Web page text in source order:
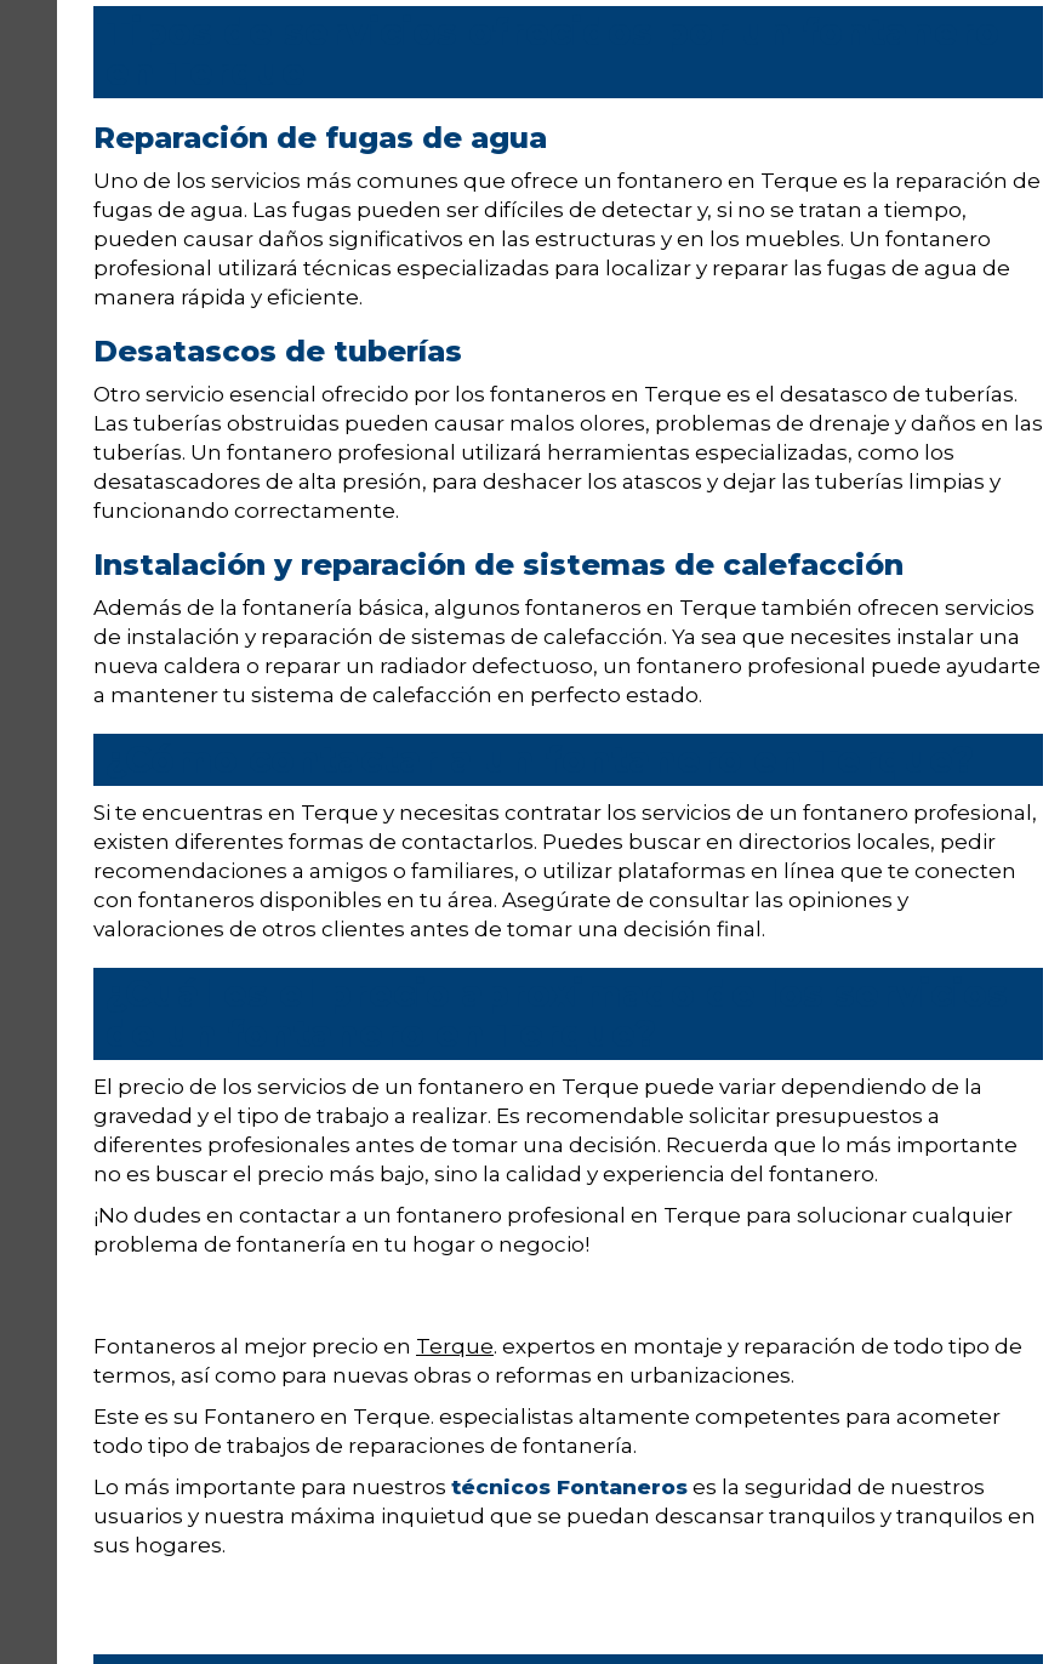
Reparación de fugas de agua
Uno de los servicios más comunes que ofrece un fontanero en Terque es la reparación de
fugas de agua. Las fugas pueden ser difíciles de detectar y, si no se tratan a tiempo,
pueden causar daños significativos en las estructuras y en los muebles. Un fontanero
profesional utilizará técnicas especializadas para localizar y reparar las fugas de agua de
manera rápida y eficiente.
Desatascos de tuberías
Otro servicio esencial ofrecido por los fontaneros en Terque es el desatasco de tuberías.
Las tuberías obstruidas pueden causar malos olores, problemas de drenaje y daños en las
tuberías. Un fontanero profesional utilizará herramientas especializadas, como los
desatascadores de alta presión, para deshacer los atascos y dejar las tuberías limpias y
funcionando correctamente.
Instalación y reparación de sistemas de calefacción
Además de la fontanería básica, algunos fontaneros en Terque también ofrecen servicios
de instalación y reparación de sistemas de calefacción. Ya sea que necesites instalar una
nueva caldera o reparar un radiador defectuoso, un fontanero profesional puede ayudarte
a mantener tu sistema de calefacción en perfecto estado.
Si te encuentras en Terque y necesitas contratar los servicios de un fontanero profesional,
existen diferentes formas de contactarlos. Puedes buscar en directorios locales, pedir
recomendaciones a amigos o familiares, o utilizar plataformas en línea que te conecten
con fontaneros disponibles en tu área. Asegúrate de consultar las opiniones y
valoraciones de otros clientes antes de tomar una decisión final.
El precio de los servicios de un fontanero en Terque puede variar dependiendo de la
gravedad y el tipo de trabajo a realizar. Es recomendable solicitar presupuestos a
diferentes profesionales antes de tomar una decisión. Recuerda que lo más importante
no es buscar el precio más bajo, sino la calidad y experiencia del fontanero.
¡No dudes en contactar a un fontanero profesional en Terque para solucionar cualquier
problema de fontanería en tu hogar o negocio!
Fontaneros al mejor precio en Terque. expertos en montaje y reparación de todo tipo de
termos, así como para nuevas obras o reformas en urbanizaciones.
Este es su Fontanero en Terque. especialistas altamente competentes para acometer
todo tipo de trabajos de reparaciones de fontanería.
Lo más importante para nuestros técnicos Fontaneros es la seguridad de nuestros
usuarios y nuestra máxima inquietud que se puedan descansar tranquilos y tranquilos en
sus hogares.